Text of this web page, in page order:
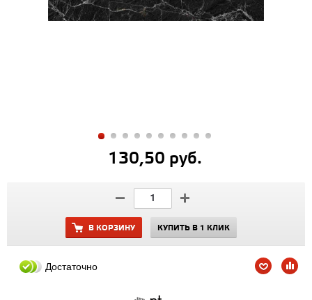
130,50 руб.
В КОРЗИНУ КУПИТЬ В 1 КЛИК
Достаточно